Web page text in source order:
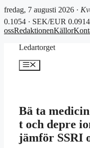
fredag, 7 augusti 2026 ·
0.1054 · SEK/EUR 0.0914
ossRedaktionenKällor
Ledartorget
Meny
Bä ta
t och depre
jämför SSRI